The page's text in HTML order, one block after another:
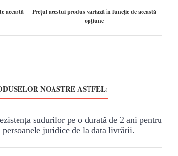
această
Preţul acestui produs variază în funcţie de această
opţiune
NOASTRE ASTFEL:
sudurilor pe o durată de 2 ani pentru
juridice de la data livrării.